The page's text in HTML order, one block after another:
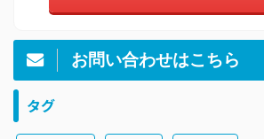
お問い合わせはこちら
タグ